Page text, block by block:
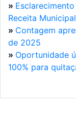
»
Receita Municipal
» Contagem
de 2025
» Oportunidade
100% para